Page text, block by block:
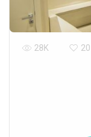
28K 20